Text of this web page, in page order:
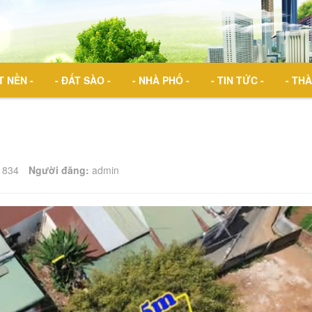
NỀN - - ĐẤT SÀO - - NHÀ PHỐ - - TIN TỨC - -
834 Người đăng: admin